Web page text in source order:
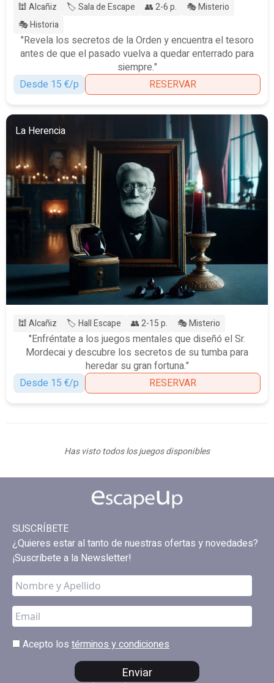
🕍 Alcañiz 🏷️ Sala de Escape 👥 2-6 p.
🎭 Misterio
🎭 Historia
"Revela los secretos de la Orden y encuentra el tesoro
antes de que el pasado vuelva a quedar enterrado para
siempre."
Desde 15 €/p
RESERVAR
La Herencia
🕍 Alcañiz 🏷️ Hall Escape 👥 2-15 p. 🎭 Misterio
"Enfréntate a los juegos mentales que diseñó el Sr.
Mordecai y descubre los secretos de su tumba para
heredar su gran fortuna."
Desde 15 €/p
RESERVAR
Has visto todos los juegos disponibles
SUSCRÍBETE
¿Quieres estar al tanto de nuestras ofertas y novedades?
¡Suscríbete a la Newsletter!
Acepto los términos y condiciones
Enviar